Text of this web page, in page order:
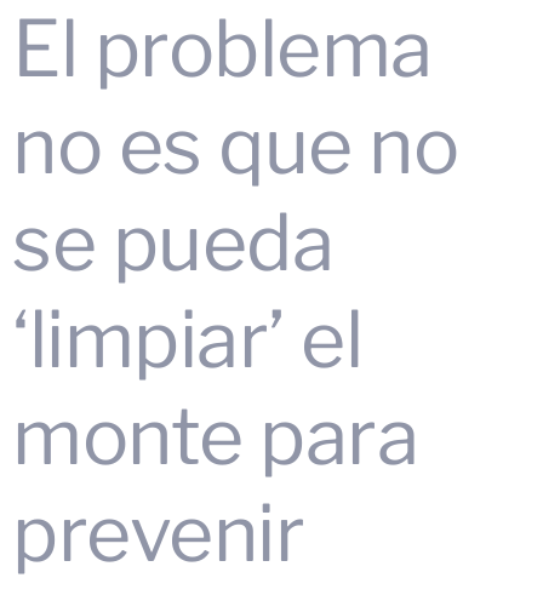
El problema
no es que no
se pueda
‘limpiar’ el
monte para
prevenir